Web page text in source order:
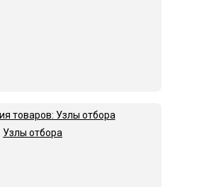
Узлы отбора